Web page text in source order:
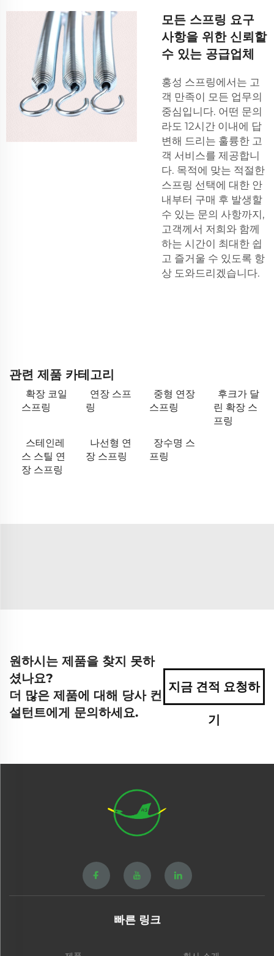
모든 스프링 요구
사항을 위한 신뢰할
수 있는 공급업체
홍성 스프링에서는 고
객 만족이 모든 업무의
중심입니다. 어떤 문의
라도 12시간 이내에 답
변해 드리는 훌륭한 고
객 서비스를 제공합니
다. 목적에 맞는 적절한
스프링 선택에 대한 안
내부터 구매 후 발생할
수 있는 문의 사항까지,
고객께서 저희와 함께
하는 시간이 최대한 쉽
고 즐거울 수 있도록 항
상 도와드리겠습니다.
관련 제품 카테고리
확장 코일
스프링
연장 스프
링
중형 연장
스프링
후크가 달
린 확장 스
프링
스테인레
스 스틸 연
장 스프링
나선형 연
장 스프링
장수명 스
프링
원하시는 제품을 찾지 못하
셨나요?
더 많은 제품에 대해 당사 컨
설턴트에게 문의하세요.
지금 견적 요청하
기
빠른 링크